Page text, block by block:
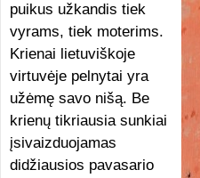
puikus užkandis tiek
vyrams, tiek moterims.
Krienai lietuviškoje
virtuvėje pelnytai yra
užėmę savo nišą. Be
krienų tikriausia sunkiai
įsivaizduojamas
didžiausios pavasario